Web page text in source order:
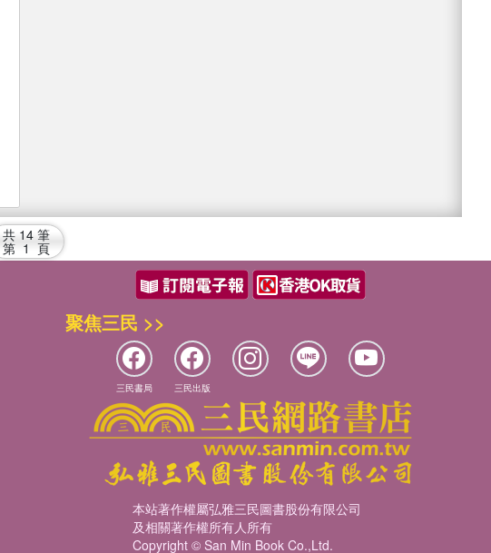
共 14 筆
第 1 頁
聚焦三民 >>
三民書局 三民出版
本站著作權屬弘雅三民圖書股份有限公司
及相關著作權所有人所有
Copyright © San Min Book Co.,Ltd.